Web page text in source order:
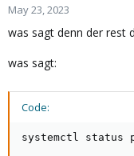
May 23, 2023
was sagt denn der rest
was sagt:
Code:
systemctl status